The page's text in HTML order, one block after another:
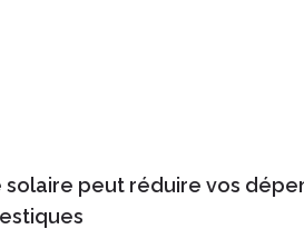
solaire peut réduire vos